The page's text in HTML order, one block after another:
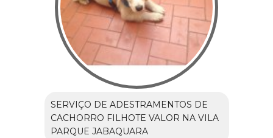
SERVIÇO DE ADESTRAMENTOS DE
CACHORRO FILHOTE VALOR NA VILA
PARQUE JABAQUARA